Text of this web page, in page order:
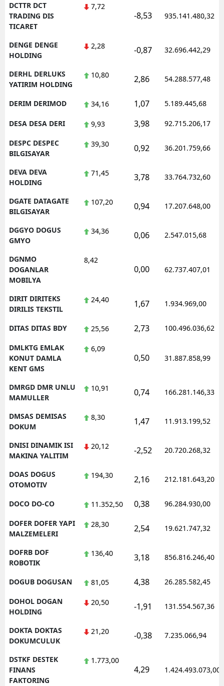
DCTTR DCT
TRADING DIS
TICARET
7,72
-8,53 935.141.480,32
DENGE DENGE
HOLDING
2,28 -0,87 32.696.442,29
DERHL DERLUKS
YATIRIM HOLDING
10,80 2,86 54.288.577,48
DERIM DERIMOD 34,16 1,07 5.189.445,68
DESA DESA DERI 9,93 3,98 92.715.206,17
DESPC DESPEC
BILGISAYAR
39,30 0,92 36.201.759,66
DEVA DEVA
HOLDING
71,45 3,78 33.764.732,60
DGATE DATAGATE
BILGISAYAR
107,20 0,94 17.207.648,00
DGGYO DOGUS
GMYO
34,36 0,06 2.547.015,68
DGNMO
DOGANLAR
MOBILYA
8,42
0,00 62.737.407,01
DIRIT DIRITEKS
DIRILIS TEKSTIL
24,40 1,67 1.934.969,00
DITAS DITAS BDY 25,56 2,73 100.496.036,62
DMLKTG EMLAK
KONUT DAMLA
KENT GMS
6,09
0,50 31.887.858,99
DMRGD DMR UNLU
MAMULLER
10,91 0,74 166.281.146,33
DMSAS DEMISAS
DOKUM
8,30 1,47 11.913.199,52
DNISI DINAMIK ISI
MAKINA YALITIM
20,12 -2,52 20.720.268,32
DOAS DOGUS
OTOMOTIV
194,30 2,16 212.181.643,20
DOCO DO-CO 11.352,50 0,38 96.284.930,00
DOFER DOFER YAPI
MALZEMELERI
28,30 2,54 19.621.747,32
DOFRB DOF
ROBOTIK
136,40 3,18 856.816.246,40
DOGUB DOGUSAN 81,05 4,38 26.285.582,45
DOHOL DOGAN
HOLDING
20,50 -1,91 131.554.567,36
DOKTA DOKTAS
DOKUMCULUK
21,20 -0,38 7.235.066,94
DSTKF DESTEK
FINANS
FAKTORING
1.773,00
4,29 1.424.493.073,00